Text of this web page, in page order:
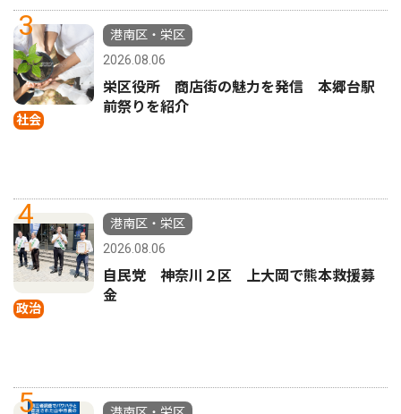
3
社会
港南区・栄区
2026.08.06
栄区役所 商店街の魅力を発信 本郷台駅
前祭りを紹介
4
政治
港南区・栄区
2026.08.06
自民党 神奈川２区 上大岡で熊本救援募
金
5